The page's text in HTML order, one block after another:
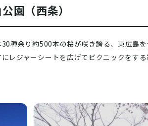
園（西条）
種余り約500本の桜が咲き誇る、東広島
レジャーシートを広げてピクニックをする